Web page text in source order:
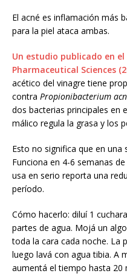
El acné es inflamación más
para la piel ataca ambas.
Un estudio publicado en
Pharmaceutical Sciences
acético del vinagre tiene
contra Propionibacterium
dos bacterias principales en
málico regula la grasa y los
Esto no significa que en
Funciona en 4-6 semanas
usa en serio reporta una
período.
Cómo hacerlo: diluí 1
partes de agua. Mojá un
toda la cara cada noche. La
luego lavá con agua tibia. A
aumentá el tiempo hasta 20